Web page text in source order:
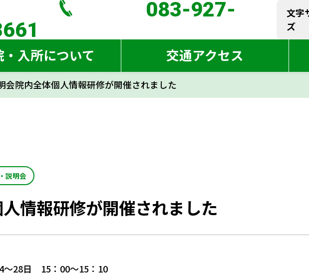
083-927-
文字
ズ
083-927-
文字
ズ
・入所について 交通アクセス
会院内全体個人情報研修が開催されました
説明会
情報研修が開催されました
～28日 15：00～15：10